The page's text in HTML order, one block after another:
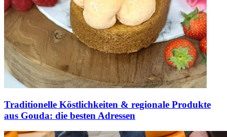
Traditionelle Köstlichkeiten & regionale Produkte
aus Gouda: die besten Adressen